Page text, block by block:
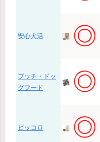
安心犬活 ◎
ブッチ・ドッ
グフード
◎
ピッコロ ◎